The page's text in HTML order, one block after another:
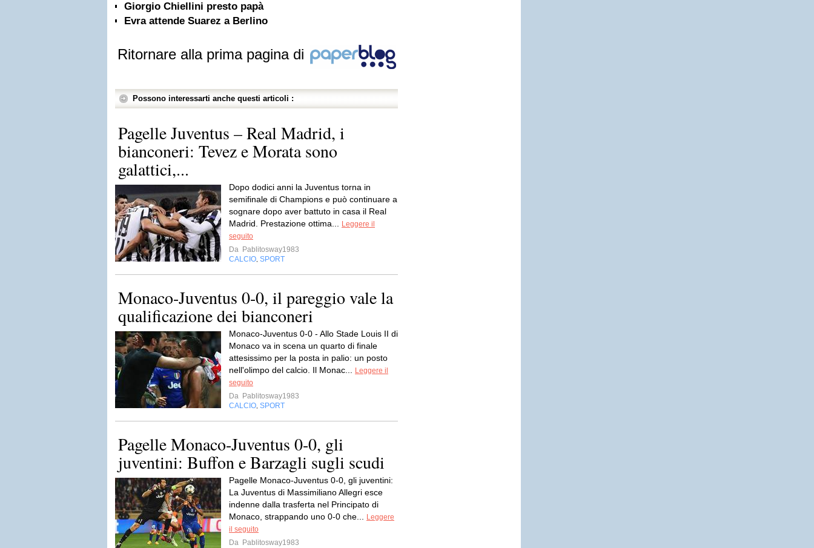
Giorgio Chiellini presto papà
Evra attende Suarez a Berlino
Ritornare alla prima pagina di
Possono interessarti anche questi articoli :
Pagelle Juventus – Real Madrid, i
bianconeri: Tevez e Morata sono
galattici,...
Dopo dodici anni la Juventus torna in
semifinale di Champions e può continuare a
sognare dopo aver battuto in casa il Real
Madrid. Prestazione ottima...
Leggere il
seguito
Da Pablitosway1983
CALCIO SPORT
Monaco-Juventus 0-0, il pareggio vale la
qualificazione dei bianconeri
Monaco-Juventus 0-0 - Allo Stade Louis II di
Monaco va in scena un quarto di finale
attesissimo per la posta in palio: un posto
nell'olimpo del calcio. Il Monac...
Leggere il
seguito
Da Pablitosway1983
CALCIO SPORT
Pagelle Monaco-Juventus 0-0, gli
juventini: Buffon e Barzagli sugli scudi
Pagelle Monaco-Juventus 0-0, gli juventini:
La Juventus di Massimiliano Allegri esce
indenne dalla trasferta nel Principato di
Monaco, strappando uno 0-0 che...
Leggere
il seguito
Da Pablitosway1983